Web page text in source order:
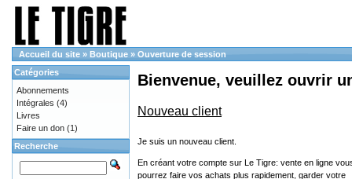
Accueil du site » Boutique » Ouverture de session
Bienvenue, veuillez ouvrir
Nouveau client
Je suis un nouveau client.
En créant votre compte sur Le Tigre: vente en ligne
pourrez faire vos achats plus rapidement, garder votre
Catégories
Abonnements
Intégrales (4)
Livres
Faire un don (1)
Recherche